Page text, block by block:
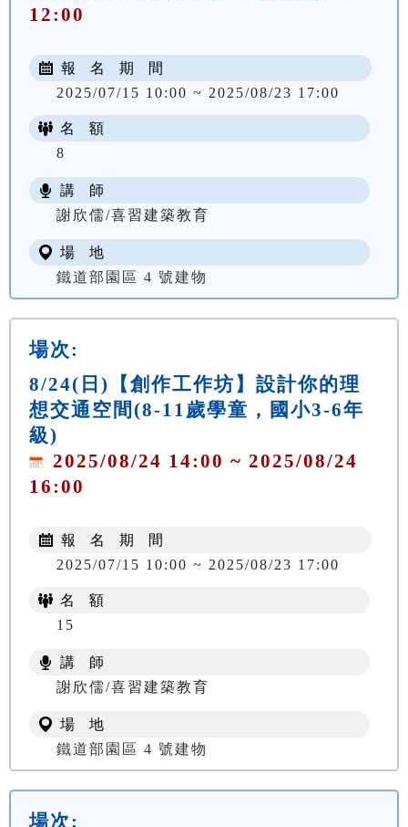
12:00
報 名 期 間
2025/07/15 10:00 ~ 2025/08/23 17:00
名 額
8
講 師
謝欣儒/喜習建築教育
場 地
鐵道部園區 4 號建物
場次:
8/24(日)【創作工作坊】設計你的理
想交通空間(8-11歲學童，國小3-6年
級)
2025/08/24 14:00 ~ 2025/08/24
16:00
報 名 期 間
2025/07/15 10:00 ~ 2025/08/23 17:00
名 額
15
講 師
謝欣儒/喜習建築教育
場 地
鐵道部園區 4 號建物
場次: